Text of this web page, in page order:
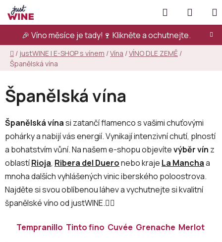
Přejít
na
obsah
🎉 Víno měsíce je tady!🍷 Klikněte a ochutnejte.
Hledat
KOŠÍK
Domů
/ justWINE | E-SHOP s vínem /Vína /VÍNO DLE ZEMĚ /
Španělská vína
Španělská vína
Španělská vínasi zatančí flamenco s vašimi chuťovými
pohárky a nabijí vás energií. Vynikají intenzivní chutí, plností
a bohatstvím vůní. Na našem e-shopu objevítevýběr vín z
oblastíRioja, Ribera del Dueronebo kraje La Manchaa
mnoha dalších vyhlášených vinic iberského poloostrova.
Najděte si svou oblíbenou láhev a vychutnejte si kvalitní
španělské víno od justWINE.👇🏻
Tempranillo Tinto fino Cuvée Grenache Merlot